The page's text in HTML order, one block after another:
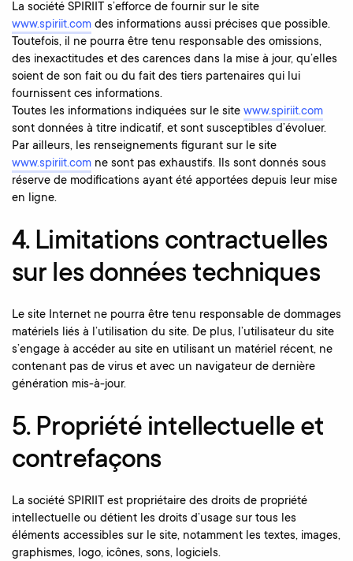
La société SPIRIIT s’efforce de fournir sur le site
www.spiriit.com des informations aussi précises que possible.
Toutefois, il ne pourra être tenu responsable des omissions,
des inexactitudes et des carences dans la mise à jour, qu’elles
soient de son fait ou du fait des tiers partenaires qui lui
fournissent ces informations.
Toutes les informations indiquées sur le site www.spiriit.com
sont données à titre indicatif, et sont susceptibles d’évoluer.
Par ailleurs, les renseignements figurant sur le site
www.spiriit.com ne sont pas exhaustifs. Ils sont donnés sous
réserve de modifications ayant été apportées depuis leur mise
en ligne.
4. Limitations contractuelles
sur les données techniques
Le site Internet ne pourra être tenu responsable de dommages
matériels liés à l’utilisation du site. De plus, l’utilisateur du site
s’engage à accéder au site en utilisant un matériel récent, ne
contenant pas de virus et avec un navigateur de dernière
génération mis-à-jour.‍
5. Propriété intellectuelle et
contrefaçons
La société SPIRIIT est propriétaire des droits de propriété
intellectuelle ou détient les droits d’usage sur tous les
éléments accessibles sur le site, notamment les textes, images,
graphismes, logo, icônes, sons, logiciels.